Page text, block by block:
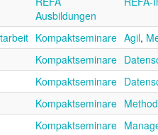
Ausbildungen
Kompaktseminare Agil,
Kompaktseminare
Kompaktseminare
Kompaktseminare
Kompaktseminare